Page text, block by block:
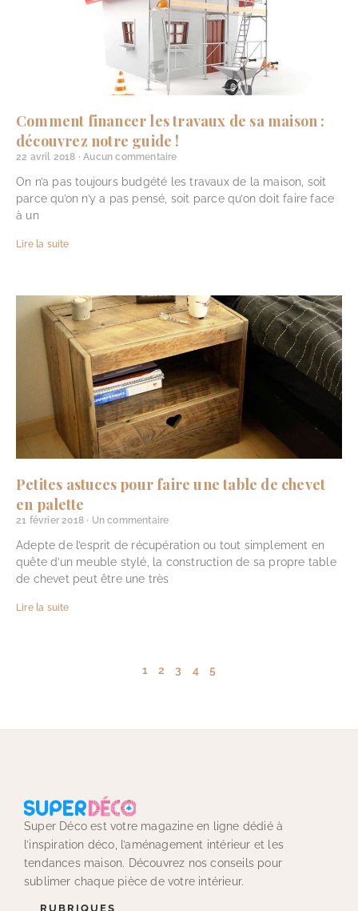
Comment financer les travaux de sa maison :
découvrez notre guide !
22 avril 2018 Aucun commentaire
On n’a pas toujours budgété les travaux de la maison, soit
parce qu’on n’y a pas pensé, soit parce qu’on doit faire face
à un
Lire la suite
Petites astuces pour faire une table de chevet
en palette
21 février 2018 Un commentaire
Adepte de l’esprit de récupération ou tout simplement en
quête d’un meuble stylé, la construction de sa propre table
de chevet peut être une très
Lire la suite
1 2 3 4 5
Super Déco est votre magazine en ligne dédié à
l’inspiration déco, l’aménagement intérieur et les
tendances maison. Découvrez nos conseils pour
sublimer chaque pièce de votre intérieur.
RUBRIQUES